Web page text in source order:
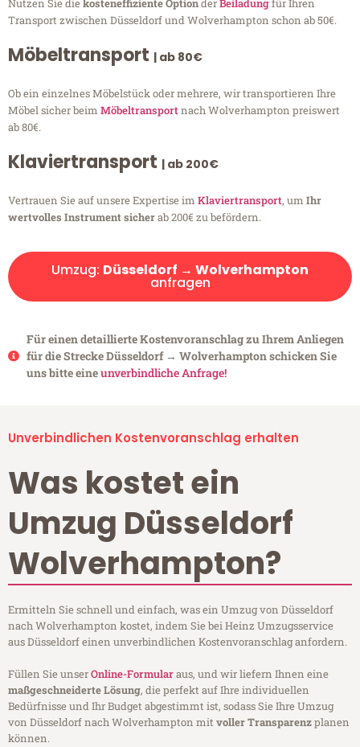
Nutzen Sie diekosteneffiziente OptionderBeiladungfür Ihren
Transport zwischen Düsseldorf und Wolverhampton schon ab 50€.
Möbeltransport | ab 80€
Ob ein einzelnes Möbelstück oder mehrere, wir transportieren Ihre
Möbel sicher beim Möbeltransportnach Wolverhampton preiswert
ab 80€.
Klaviertransport | ab 200€
Vertrauen Sie auf unsere Expertise im Klaviertransport, um Ihr
wertvolles Instrument sicherab 200€ zu befördern.
Umzug: Düsseldorf → Wolverhampton
anfragen
Für einen detaillierte Kostenvoranschlag zu Ihrem Anliegen
für die Strecke Düsseldorf → Wolverhampton schicken Sie
uns bitte eineunverbindliche Anfrage!
Unverbindlichen Kostenvoranschlag erhalten
Was kostet ein
Umzug Düsseldorf
Wolverhampton?
Ermitteln Sie schnell und einfach, was ein Umzug von Düsseldorf
nach Wolverhampton kostet, indem Sie bei Heinz Umzugsservice
aus Düsseldorf einen unverbindlichen Kostenvoranschlag anfordern.
Füllen Sie unserOnline-Formularaus, und wir liefern Ihnen eine
maßgeschneiderte Lösung, die perfekt auf Ihre individuellen
Bedürfnisse und Ihr Budget abgestimmt ist, sodass Sie Ihre Umzug
von Düsseldorf nach Wolverhampton mitvoller Transparenzplanen
können.